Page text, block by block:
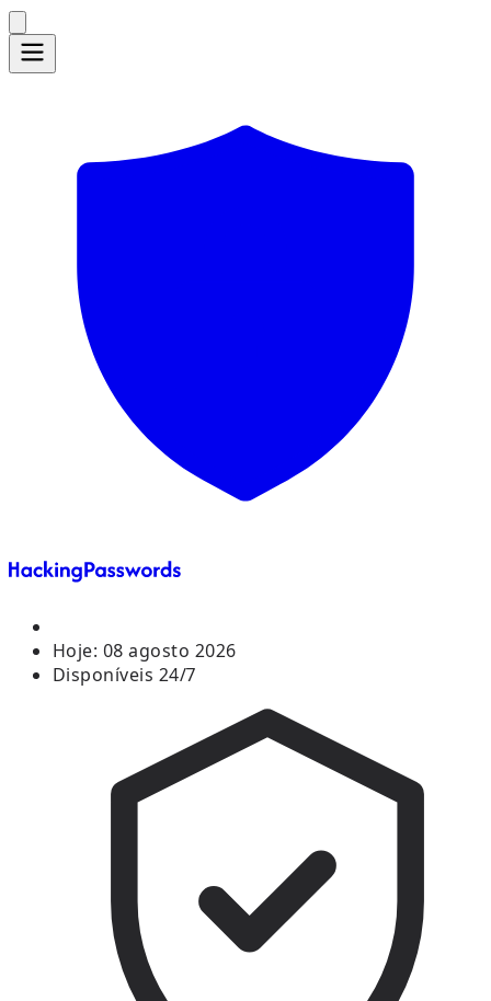
Hoje: 08 agosto 2026
Disponíveis 24/7